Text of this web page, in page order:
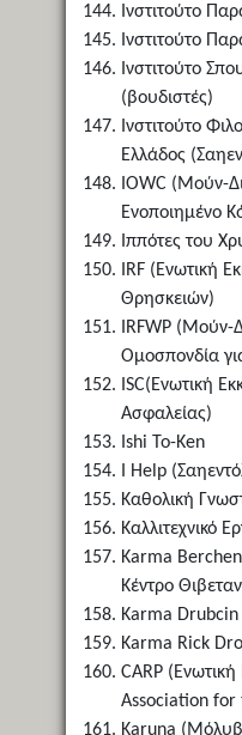
Ινστιτούτο
Ινστιτούτο
Ινστιτούτο
(βουδιστές)
Ινστιτούτο
Ελλάδος
IOWC (Μούν-
Ενοποιημένο
Ιππότες του
IRF (Ενωτική
Θρησκειών)
IRFWP (Μούν-
Ομοσπονδία
ISC(Ενωτική
Ασφαλείας)
Ishi To-Ken
I Help
Καθολική
Καλλιτεχνικό
Karma
Κέντρο
Karma Drubcin
Karma Rick
CARP
Association for
Karuna